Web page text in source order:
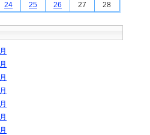
24 25 26 27 28
月
月
月
月
月
月
月